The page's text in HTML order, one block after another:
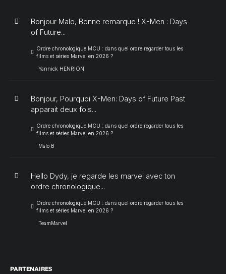
Bonjour Malo, Bonne remarque ! X-Men : Days
of Future...
Ordre chronologique MCU : dans quel ordre regarder tous les
films et séries Marvel en 2026 ?
Yannick HENRION
Bonjour, Pourquoi X-Men: Days of Future Past
apparait deux fois...
Ordre chronologique MCU : dans quel ordre regarder tous les
films et séries Marvel en 2026 ?
Malo B
Hello Dydy, je regarde les marvel avec ton
ordre chronologique...
Ordre chronologique MCU : dans quel ordre regarder tous les
films et séries Marvel en 2026 ?
TeamMarvel
PARTENAIRES